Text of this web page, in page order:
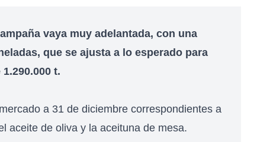
vaya muy adelantada, con una
que se ajusta a lo esperado para
t.
a 31 de diciembre correspondientes a
aceite de oliva y la aceituna de mesa.